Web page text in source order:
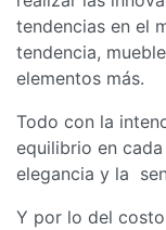
tendencias en el
tendencia,
elementos más.
Todo con la
equilibrio en
elegancia y la
Y por lo del